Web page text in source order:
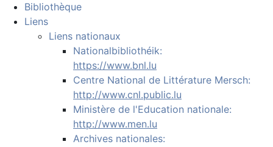
Bibliothèque
Liens
Liens nationaux
Nationalbibliothéik:
https://www.bnl.lu
Centre National de Littérature Mersch:
http://www.cnl.public.lu
Ministère de l'Education nationale:
http://www.men.lu
Archives nationales: